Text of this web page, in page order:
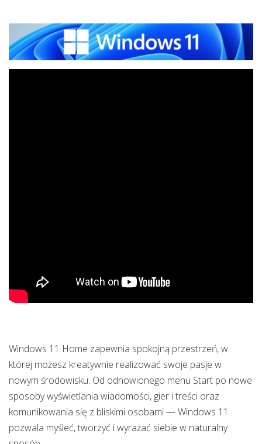
Windows 11 Home zapewnia spokojną przestrzeń, w
której możesz kreatywnie realizować swoje pasje w
nowym środowisku. Od odnowionego menu Start po nowe
sposoby wyświetlania wiadomości, gier i treści oraz
komunikowania się z bliskimi osobami — Windows 11
pozwala myśleć, tworzyć i wyrażać siebie w naturalny